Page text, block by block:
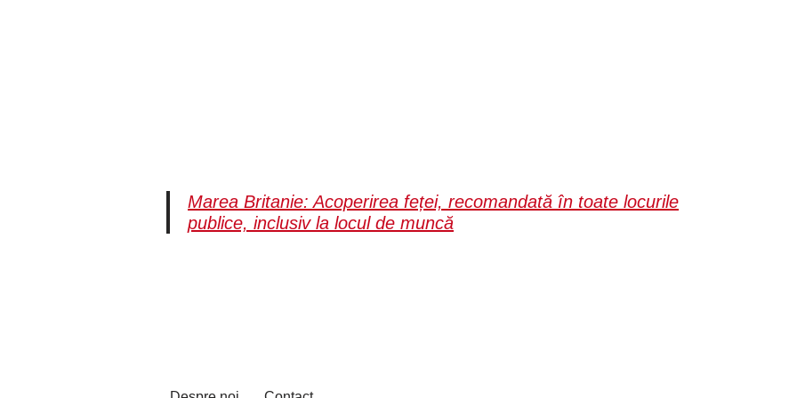
Marea Britanie: Acoperirea feței, recomandată în toate locurile
publice, inclusiv la locul de muncă